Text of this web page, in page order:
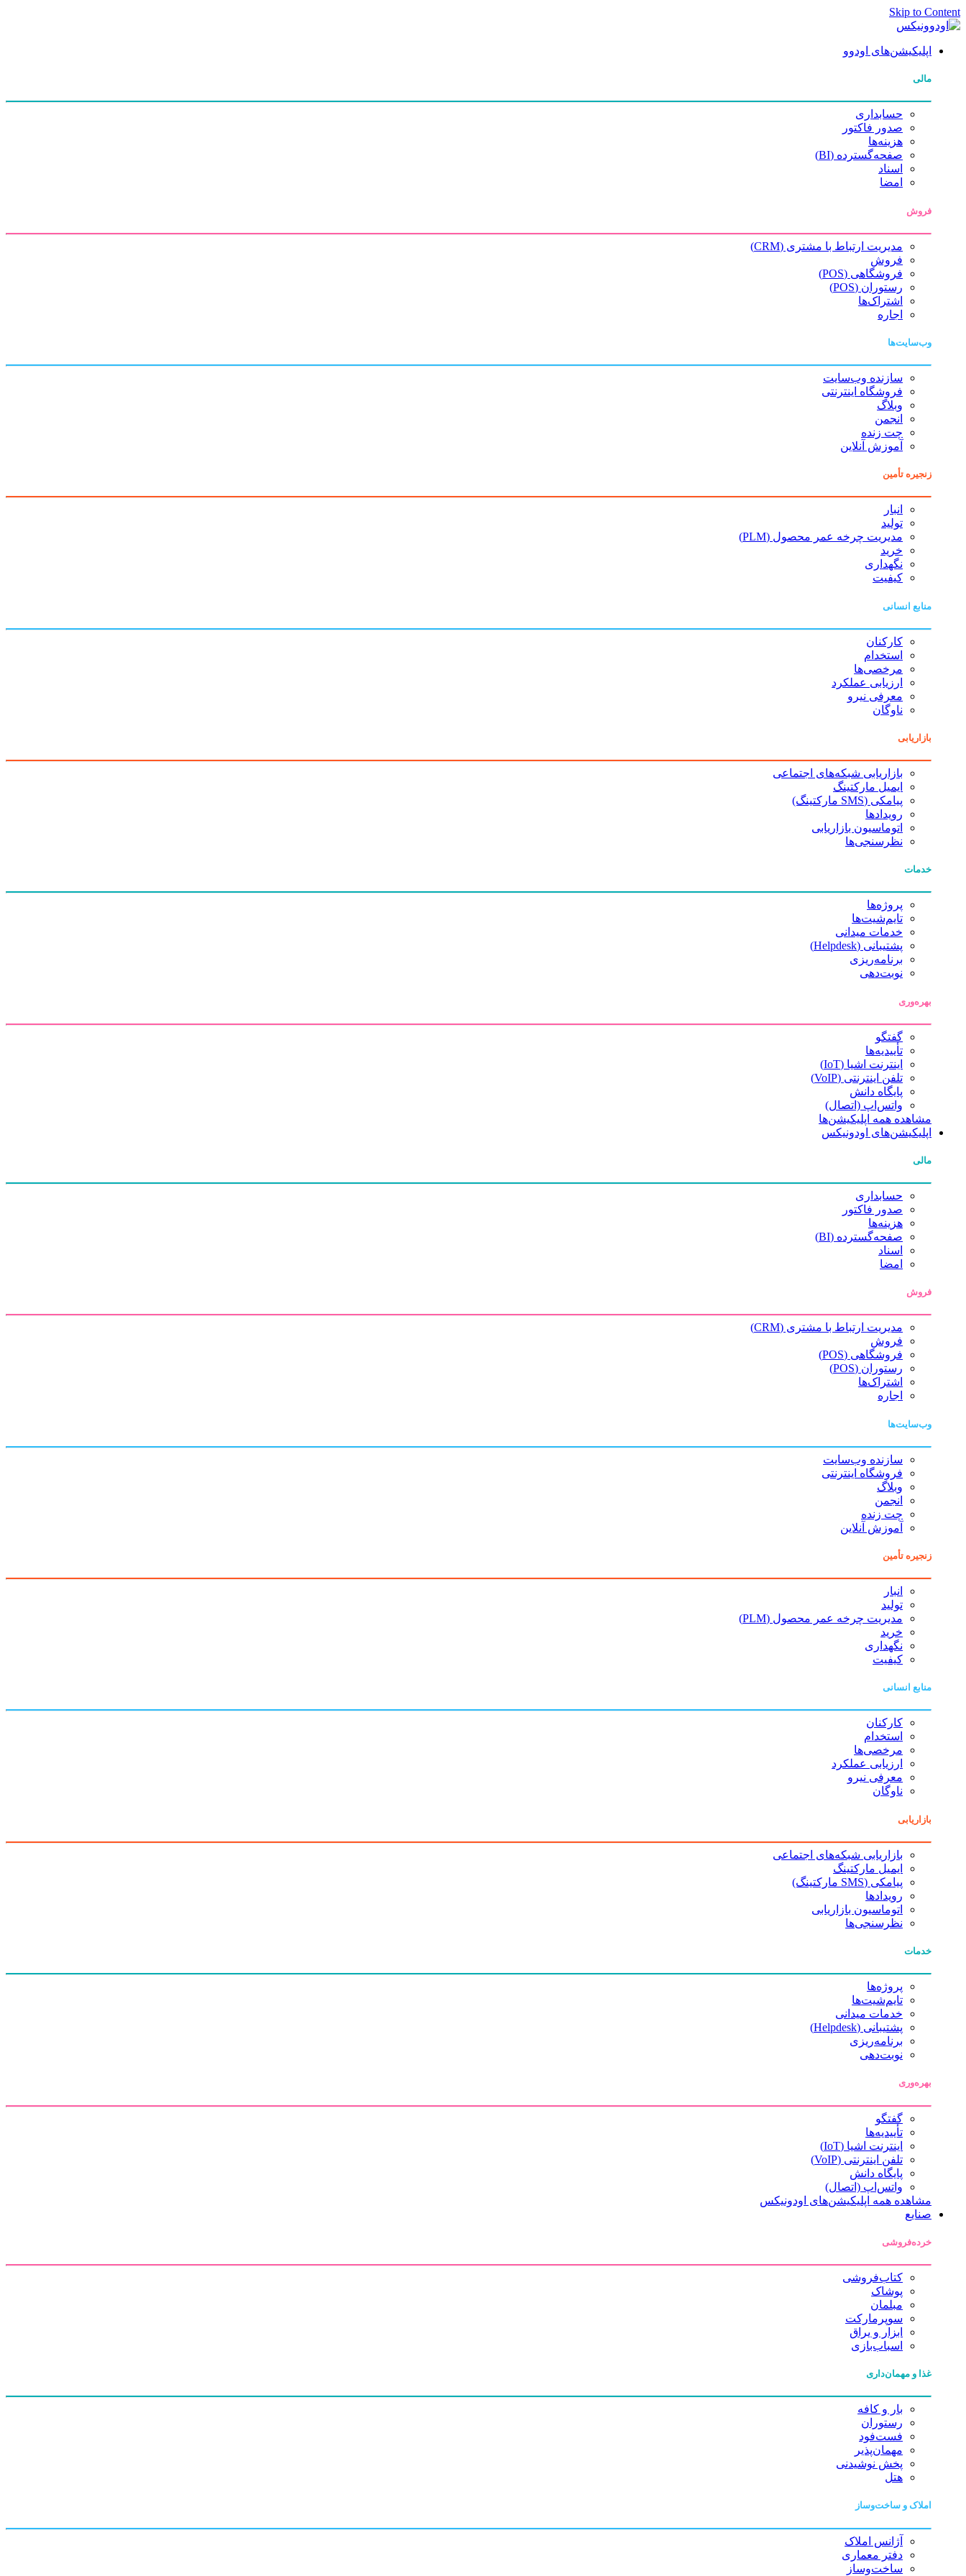
Skip to Content
اپلیکیشن‌های اودوو
مالی
حسابداری
صدور فاکتور
هزینه‌ها
صفحه‌گسترده (BI)
اسناد
امضا
فروش
مدیریت ارتباط با مشتری (CRM)
فروش
فروشگاهی (POS)
رستوران (POS)
اشتراک‌ها
اجاره
وب‌سایت‌ها
سازنده وب‌سایت
فروشگاه اینترنتی
وبلاگ
انجمن
چت زنده
آموزش آنلاین
زنجیره تأمین
انبار
تولید
مدیریت چرخه عمر محصول (PLM)
خرید
نگهداری
کیفیت
منابع انسانی
کارکنان
استخدام
مرخصی‌ها
ارزیابی عملکرد
معرفی نیرو
ناوگان
بازاریابی
بازاریابی شبکه‌های اجتماعی
ایمیل مارکتینگ
پیامکی (SMS مارکتینگ)
رویدادها
اتوماسیون بازاریابی
نظرسنجی‌ها
خدمات
پروژه‌ها
تایم‌شیت‌ها
خدمات میدانی
پشتیبانی (Helpdesk)
برنامه‌ریزی
نوبت‌دهی
بهره‌وری
گفتگو
تأییدیه‌ها
اینترنت اشیا (IoT)
تلفن اینترنتی (VoIP)
پایگاه دانش
واتس‌اپ (اتصال)
مشاهده همه اپلیکیشن‌ها
اپلیکیشن‌های اودونیکس
مالی
حسابداری
صدور فاکتور
هزینه‌ها
صفحه‌گسترده (BI)
اسناد
امضا
فروش
مدیریت ارتباط با مشتری (CRM)
فروش
فروشگاهی (POS)
رستوران (POS)
اشتراک‌ها
اجاره
وب‌سایت‌ها
سازنده وب‌سایت
فروشگاه اینترنتی
وبلاگ
انجمن
چت زنده
آموزش آنلاین
زنجیره تأمین
انبار
تولید
مدیریت چرخه عمر محصول (PLM)
خرید
نگهداری
کیفیت
منابع انسانی
کارکنان
استخدام
مرخصی‌ها
ارزیابی عملکرد
معرفی نیرو
ناوگان
بازاریابی
بازاریابی شبکه‌های اجتماعی
ایمیل مارکتینگ
پیامکی (SMS مارکتینگ)
رویدادها
اتوماسیون بازاریابی
نظرسنجی‌ها
خدمات
پروژه‌ها
تایم‌شیت‌ها
خدمات میدانی
پشتیبانی (Helpdesk)
برنامه‌ریزی
نوبت‌دهی
بهره‌وری
گفتگو
تأییدیه‌ها
اینترنت اشیا (IoT)
تلفن اینترنتی (VoIP)
پایگاه دانش
واتس‌اپ (اتصال)
مشاهده همه اپلیکیشن‌های اودونیکس
صنایع
خرده‌فروشی
کتاب‌فروشی
پوشاک
مبلمان
سوپرمارکت
ابزار و یراق
اسباب‌بازی
غذا و مهمان‌داری
بار و کافه
رستوران
فست‌فود
مهمان‌پذیر
پخش نوشیدنی
هتل
املاک و ساخت‌وساز
آژانس املاک
دفتر معماری
ساخت‌وساز